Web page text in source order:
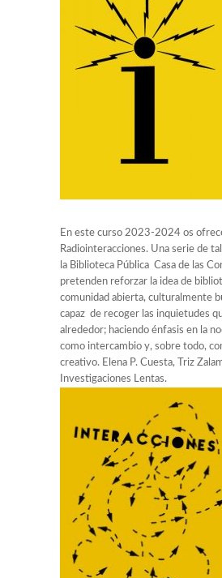
En este curso 2023-2024 os
Radiointeracciones. Una serie de
la Biblioteca Pública Casa de las
pretenden reforzar la idea de
comunidad abierta, culturalmente
capaz de recoger las inquietudes
alrededor; haciendo énfasis en la
como intercambio y, sobre todo,
creativo. Elena P. Cuesta, Triz
Investigaciones Lentas.